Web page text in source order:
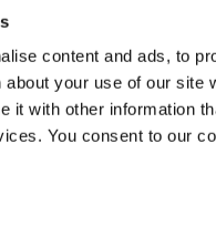
content and ads, to
your use of our site
it with other information
You consent to our
Rostfrei e.V.
8 35
Edelstahl Rostfrei e.V.,